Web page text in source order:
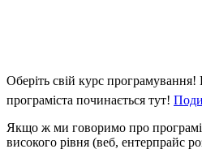
Оберіть свій курс програмування!
програміста починається тут!
Якщо ж ми говоримо про
високого рівня (веб, ентерпрайс